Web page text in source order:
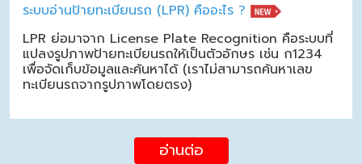
ระบบอ่านป้ายทะเบียนรถ (LPR) คืออะไร ?
LPR ย่อมาจาก License Plate Recognition คือระบบที่
แปลงรูปภาพป้ายทะเบียนรถให้เป็นตัวอักษร เช่น ก1234
เพื่อจัดเก็บข้อมูลและค้นหาได้ (เราไม่สามารถค้นหาเลข
ทะเบียนรถจากรูปภาพโดยตรง)
อ่านต่อ